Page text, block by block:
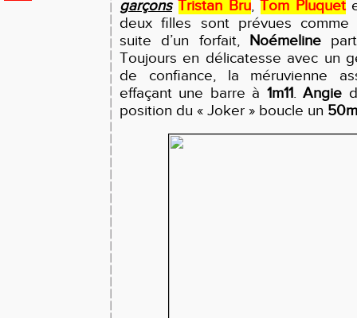
garçons Tristan Bru,Tom Pluquet
deux filles sont prévues comme
suite d’un forfait, Noémeline
Toujours en délicatesse avec un
de confiance, la méruvienne
effaçant une barre à 1m11.Angie
position du « Joker » boucle un